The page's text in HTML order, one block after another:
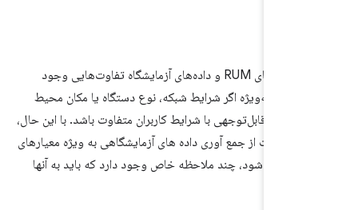
همیشه بین داده‌های RUM و داده‌های آزمایشگاه تفاوت‌هایی وجود
– به‌ویژه اگر شرایط شبکه، نوع دستگاه یا مکان محیط
به‌طور قابل‌توجهی با شرایط کاربران متفاوت باشد. با این حال،
صحبت از جمع آوری داده های آزمایشگاهی به ویژه معیارهای
Web Vitals می شود، چند ملاحظه خاص وجود دارد که باید به آنها